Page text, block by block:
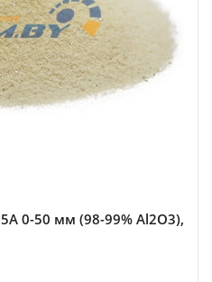
0-50 мм (98-99% Al2O3),